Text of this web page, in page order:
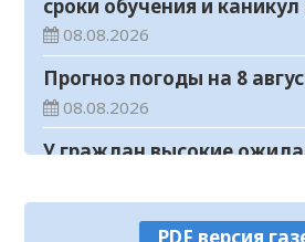
сроки обучения и каникул
учебный год
08.08.2026
Прогноз погоды на 8
08.08.2026
У граждан высокие
общественного мнения
07.08.2026